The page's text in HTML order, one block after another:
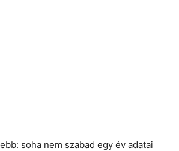
soha nem szabad egy év adatai